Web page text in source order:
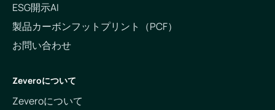
ESG開示AI
製品カーボンフットプリント（PCF）
お問い合わせ
Zeveroについて
Zeveroについて